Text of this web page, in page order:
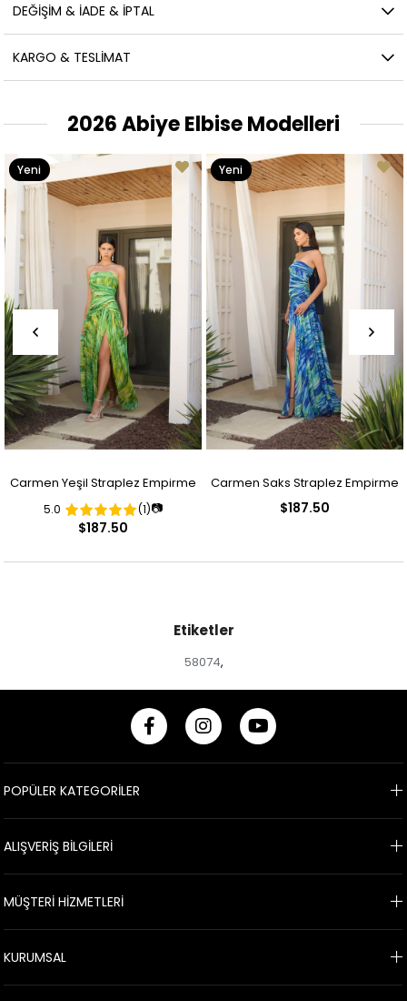
DEĞIŞIM & İADE & İPTAL
KARGO & TESLIMAT
2026 Abiye Elbise Modelleri
Carmen Yeşil Straplez Empirme
Desenli Abiye Elbise
5.0 (1)📷
$187.50
Yeni
Ürün
Carmen Saks Straplez Empirme
$187.50
Yeni
Ürün
Etiketler
58074,
POPÜLER KATEGORİLER
ALIŞVERİŞ BİLGİLERİ
MÜŞTERİ HİZMETLERİ
KURUMSAL